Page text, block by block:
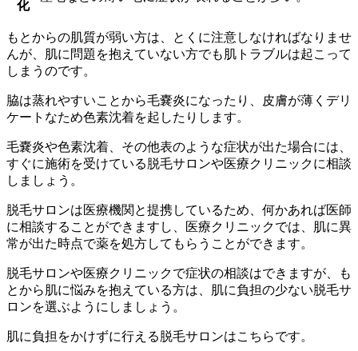
化
もとからの肌質が弱い方は、とくに注意しなければなりませ
んが、肌に問題を抱えていない方でも肌トラブルは起こって
しまうのです。
脇は蒸れやすいことから毛嚢炎になったり、皮膚が薄くデリ
ケートなため色素沈着を起したりします。
毛嚢炎や色素沈着、その他表のような症状が出た場合には、
すぐに施術を受けている脱毛サロンや医療クリニックに相談
しましょう。
脱毛サロンは医療機関と提携しているため、何かあれば医師
に相談することができますし、医療クリニックでは、肌に異
常が出た時点で薬を処方してもらうことができます。
脱毛サロンや医療クリニックで症状の相談はできますが、も
とから肌に悩みを抱えている方は、肌に負担の少ない脱毛サ
ロンを選ぶようにしましょう。
肌に負担をかけずに行える脱毛サロンはこちらです。